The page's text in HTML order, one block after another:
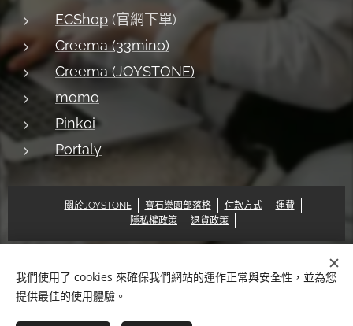
ECShop (官網下單)
Creema (33mino)
Creema (JOYSTONE)
momo
Pinkoi
Portaly
關於JOYSTONE 寶石樂園部落格 付款方式
運費
隱私權政策
退貨政策
© 2018 Pat & Mary Works Ltd. All rights reserved.
我們使用了 cookies 來確保我們網站的運作正常與安全性，並為您
提供最佳的使用體驗。